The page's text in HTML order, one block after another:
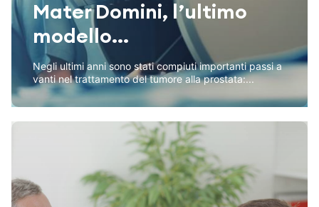
Mater Domini, l’ultimo
modello...
Negli ultimi anni sono stati compiuti importanti passi a
vanti nel trattamento del tumore alla prostata:...